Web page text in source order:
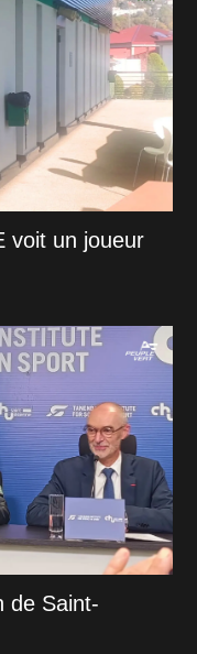
voit un joueur
de Saint-